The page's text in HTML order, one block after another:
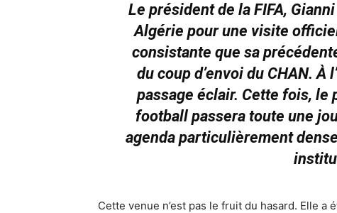
Le président de la FIFA,
Algérie pour une visite
consistante que sa
du coup d’envoi du CHAN. À
passage éclair. Cette fois, le
football passera toute une
agenda particulièrement
Cette venue n’est pas le fruit du hasard. Elle